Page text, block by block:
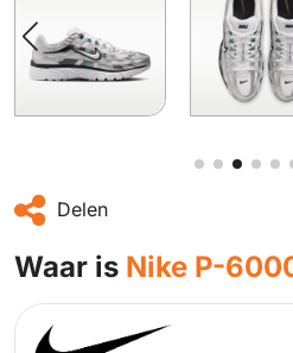
Delen
Waar is Nike P-